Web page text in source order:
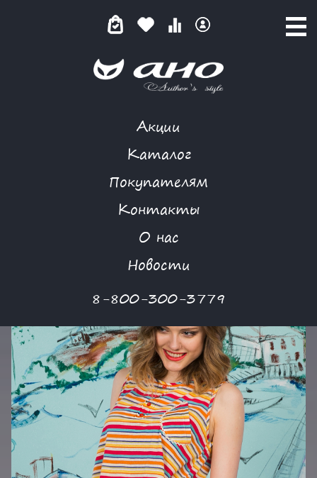
Акции
Каталог
Покупателям
Контакты
О нас
Новости
8-800-300-3779
ЛЕТНИЙ КАЛЕЙДОСКОП